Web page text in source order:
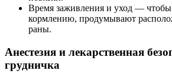
Время заживления и уход —
кормлению, продумывают
раны.
Анестезия и лекарственная
грудничка